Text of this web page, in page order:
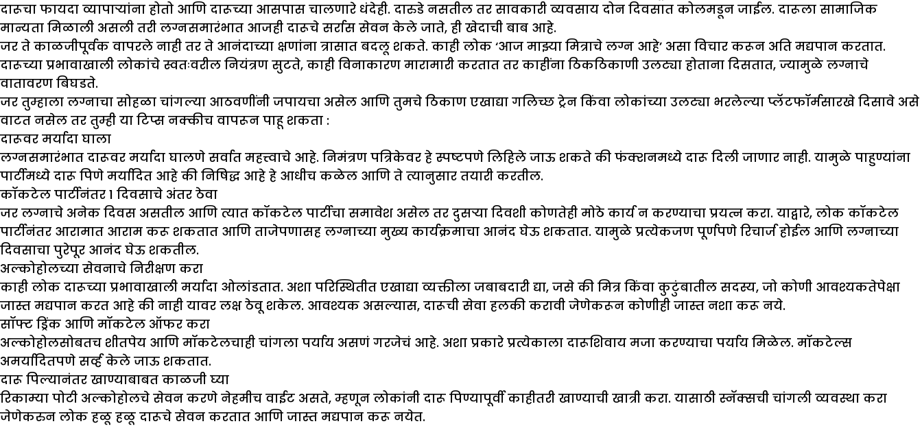
दारूचा फायदा व्यापाऱ्यांना होतो आणि दारूच्या आसपास चालणारे धंदेही. दारुडे नसतील तर सावकारी व्यवसाय दोन दिवसात कोलमडून जाईल. दारूला सामाजिक
मान्यता मिळाली असली तरी लग्नसमारंभात आजही दारूचे सर्रास सेवन केले जाते, ही खेदाची बाब आहे.
जर ते काळजीपूर्वक वापरले नाही तर ते आनंदाच्या क्षणांना त्रासात बदलू शकते. काही लोक ‘आज माझ्या मित्राचे लग्न आहे’ असा विचार करून अति मद्यपान करतात.
दारूच्या प्रभावाखाली लोकांचे स्वतःवरील नियंत्रण सुटते, काही विनाकारण मारामारी करतात तर काहींना ठिकठिकाणी उलट्या होताना दिसतात, ज्यामुळे लग्नाचे
वातावरण बिघडते.
जर तुम्हाला लग्नाचा सोहळा चांगल्या आठवणींनी जपायचा असेल आणि तुमचे ठिकाण एखाद्या गलिच्छ ट्रेन किंवा लोकांच्या उलट्या भरलेल्या प्लॅटफॉर्मसारखे दिसावे असे
वाटत नसेल तर तुम्ही या टिप्स नक्कीच वापरून पाहू शकता :
दारूवर मर्यादा घाला
लग्नसमारंभात दारूवर मर्यादा घालणे सर्वात महत्त्वाचे आहे. निमंत्रण पत्रिकेवर हे स्पष्टपणे लिहिले जाऊ शकते की फंक्शनमध्ये दारू दिली जाणार नाही. यामुळे पाहुण्यांना
पार्टीमध्ये दारू पिणे मर्यादित आहे की निषिद्ध आहे हे आधीच कळेल आणि ते त्यानुसार तयारी करतील.
कॉकटेल पार्टीनंतर 1 दिवसाचे अंतर ठेवा
जर लग्नाचे अनेक दिवस असतील आणि त्यात कॉकटेल पार्टीचा समावेश असेल तर दुसऱ्या दिवशी कोणतेही मोठे कार्य न करण्याचा प्रयत्न करा. याद्वारे, लोक कॉकटेल
पार्टीनंतर आरामात आराम करू शकतात आणि ताजेपणासह लग्नाच्या मुख्य कार्यक्रमाचा आनंद घेऊ शकतात. यामुळे प्रत्येकजण पूर्णपणे रिचार्ज होईल आणि लग्नाच्या
दिवसाचा पुरेपूर आनंद घेऊ शकतील.
अल्कोहोलच्या सेवनाचे निरीक्षण करा
काही लोक दारूच्या प्रभावाखाली मर्यादा ओलांडतात. अशा परिस्थितीत एखाद्या व्यक्तीला जबाबदारी द्या, जसे की मित्र किंवा कुटुंबातील सदस्य, जो कोणी आवश्यकतेपेक्षा
जास्त मद्यपान करत आहे की नाही यावर लक्ष ठेवू शकेल. आवश्यक असल्यास, दारूची सेवा हलकी करावी जेणेकरून कोणीही जास्त नशा करू नये.
सॉफ्ट ड्रिंक आणि मॉकटेल ऑफर करा
अल्कोहोलसोबतच शीतपेय आणि मॉकटेलचाही चांगला पर्याय असणं गरजेचं आहे. अशा प्रकारे प्रत्येकाला दारूशिवाय मजा करण्याचा पर्याय मिळेल. मॉकटेल्स
अमर्यादितपणे सर्व्ह केले जाऊ शकतात.
दारू पिल्यानंतर खाण्याबाबत काळजी घ्या
रिकाम्या पोटी अल्कोहोलचे सेवन करणे नेहमीच वाईट असते, म्हणून लोकांनी दारू पिण्यापूर्वी काहीतरी खाण्याची खात्री करा. यासाठी स्नॅक्सची चांगली व्यवस्था करा
जेणेकरुन लोक हळू हळू दारूचे सेवन करतात आणि जास्त मद्यपान करू नयेत.